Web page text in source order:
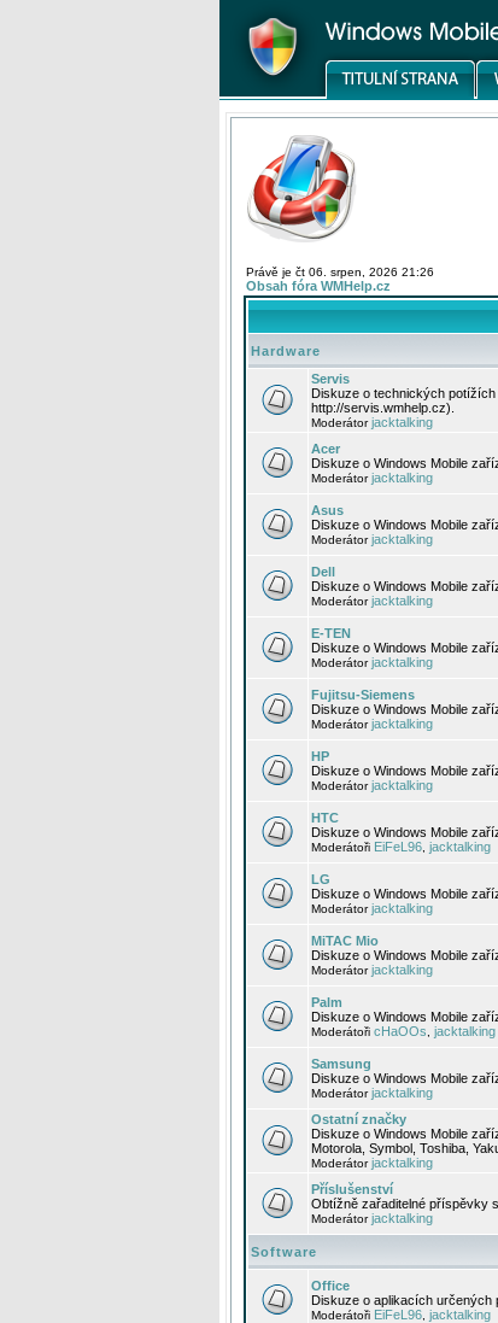
Právě je čt 06. srpen, 2026 21:26
Obsah fóra WMHelp.cz
Hardware
Servis
Diskuze o technických
http://servis.wmhelp.cz).
Moderátorjacktalking
Acer
Diskuze o Windows Mobile
Moderátorjacktalking
Asus
Diskuze o Windows Mobile
Moderátorjacktalking
Dell
Diskuze o Windows Mobile
Moderátorjacktalking
E-TEN
Diskuze o Windows Mobile
Moderátorjacktalking
Fujitsu-Siemens
Diskuze o Windows Mobile
Moderátorjacktalking
HP
Diskuze o Windows Mobile
Moderátorjacktalking
HTC
Diskuze o Windows Mobile
Moderátoři EiFeL96 jacktalking
LG
Diskuze o Windows Mobile
Moderátorjacktalking
MiTAC Mio
Diskuze o Windows Mobile
Moderátorjacktalking
Palm
Diskuze o Windows Mobile
Moderátoři cHaOOs jacktalking
Samsung
Diskuze o Windows Mobile
Moderátorjacktalking
Ostatní značky
Diskuze o Windows Mobile
Motorola, Symbol, Toshiba,
Moderátorjacktalking
Příslušenství
Obtížně zařaditelné příspěvky
Moderátorjacktalking
Software
Office
Diskuze o aplikacích určených
Moderátoři EiFeL96 jacktalking